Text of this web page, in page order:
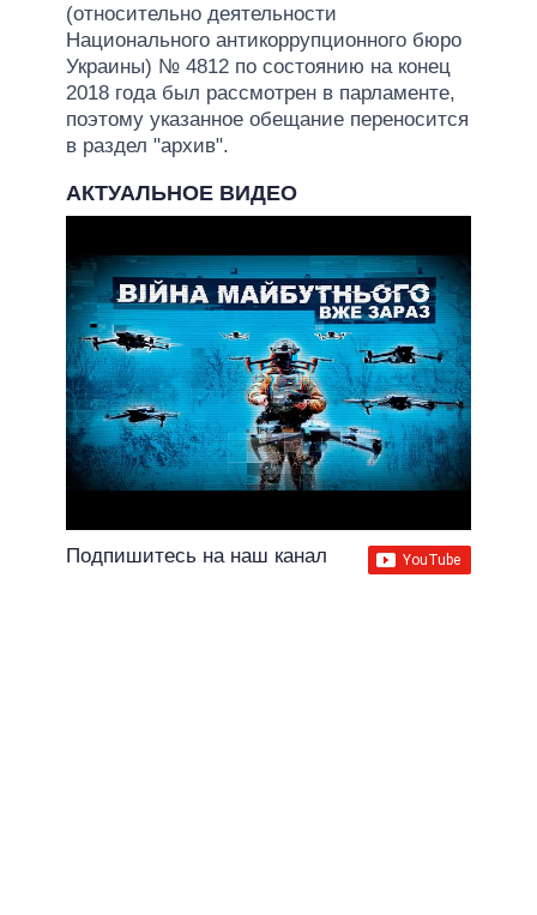
(относительно деятельности
Национального антикоррупционного бюро
Украины) № 4812 по состоянию на конец
2018 года был рассмотрен в парламенте,
поэтому указанное обещание переносится
в раздел "архив".
АКТУАЛЬНОЕ ВИДЕО
Подпишитесь на наш канал